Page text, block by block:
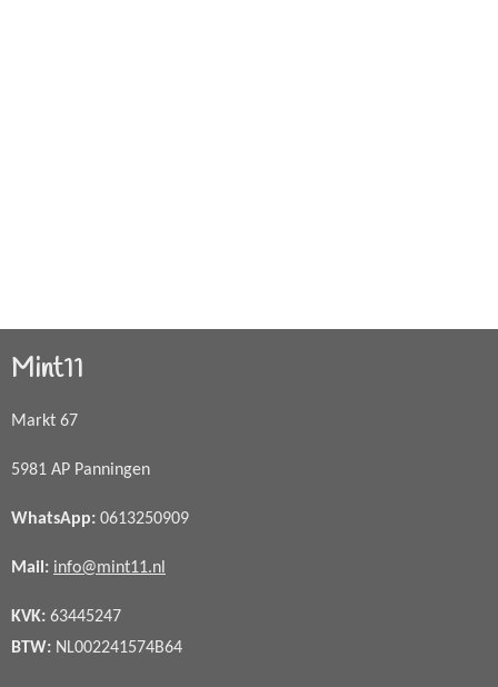
Mint11
Markt 67
5981 AP Panningen
WhatsApp: 0613250909
Mail: info@mint11.nl
KVK: 63445247
BTW: NL002241574B64